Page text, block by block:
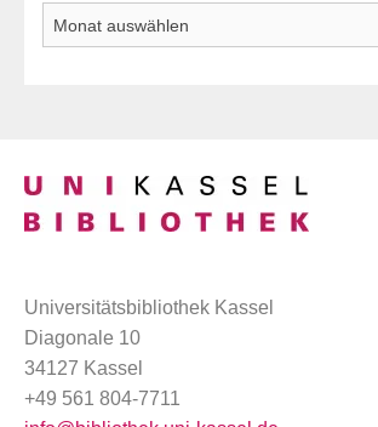
Universitätsbibliothek Kassel
Diagonale 10
34127 Kassel
+49 561 804-7711